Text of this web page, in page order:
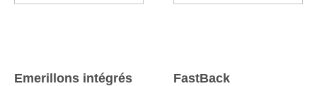
Emerillons intégrés FastBack